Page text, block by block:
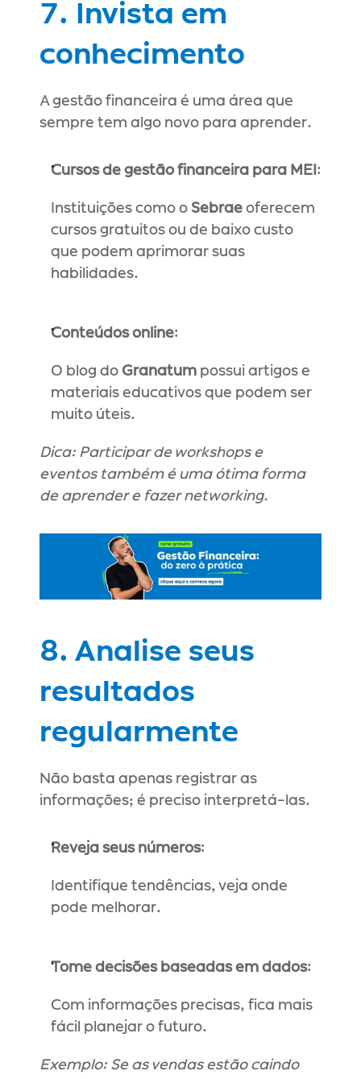
7. Invista em
conhecimento
A gestão financeira é uma área que
sempre tem algo novo para aprender.
Cursos de gestão financeira para MEI :
Instituições como o Sebrae oferecem
cursos gratuitos ou de baixo custo
que podem aprimorar suas
habilidades.
Conteúdos online:
O blog do Granatum possui artigos e
materiais educativos que podem ser
muito úteis.
Dica: Participar de workshops e
eventos também é uma ótima forma
de aprender e fazer networking.
8. Analise seus
resultados
regularmente
Não basta apenas registrar as
informações; é preciso interpretá-las.
Reveja seus números:
Identifique tendências, veja onde
pode melhorar.
Tome decisões baseadas em dados:
Com informações precisas, fica mais
fácil planejar o futuro.
Exemplo: Se as vendas estão caindo